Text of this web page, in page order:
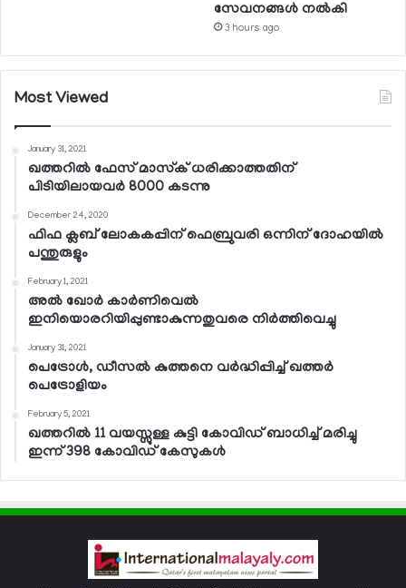
സേവനങ്ങള്‍ നല്‍കി
3 hours ago
Most Viewed
January 31, 2021
ഖത്തറില്‍ ഫേസ് മാസ്‌ക് ധരിക്കാത്തതിന്
പിടിയിലായവര്‍ 8000 കടന്നു
December 24, 2020
ഫിഫ ക്ലബ് ലോകകപ്പിന് ഫെബ്രുവരി ഒന്നിന് ദോഹയില്‍
പന്തുരുളും
February 1, 2021
അല്‍ ഖോര്‍ കാര്‍ണിവെല്‍
ഇനിയൊരറിയിപ്പുണ്ടാകുന്നതുവരെ നിര്‍ത്തിവെച്ചു
January 31, 2021
പെട്രോള്‍, ഡീസല്‍ കുത്തനെ വര്‍ദ്ധിപ്പിച്ച് ഖത്തര്‍
പെട്രോളിയം
February 5, 2021
ഖത്തറില്‍ 11 വയസ്സുള്ള കുട്ടി കോവിഡ് ബാധിച്ച് മരിച്ചു
ഇന്ന് 398 കോവിഡ് കേസുകള്‍